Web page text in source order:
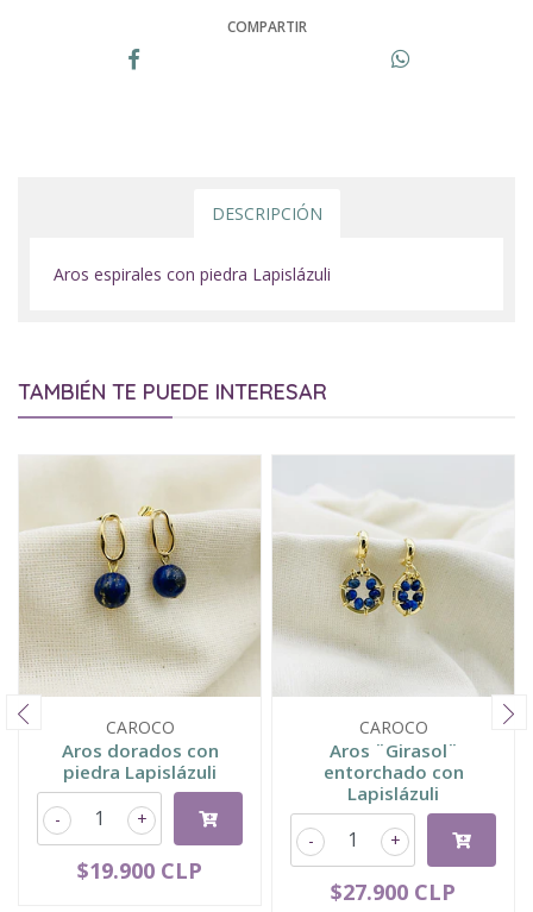
COMPARTIR
DESCRIPCIÓN
Aros espirales con piedra Lapislázuli
TAMBIÉN TE PUEDE INTERESAR
CAROCO
Aros dorados con
piedra Lapislázuli
+
-
$19.900 CLP
CAROCO
Aros ¨Girasol¨
entorchado con
Lapislázuli
+
-
$27.900 CLP